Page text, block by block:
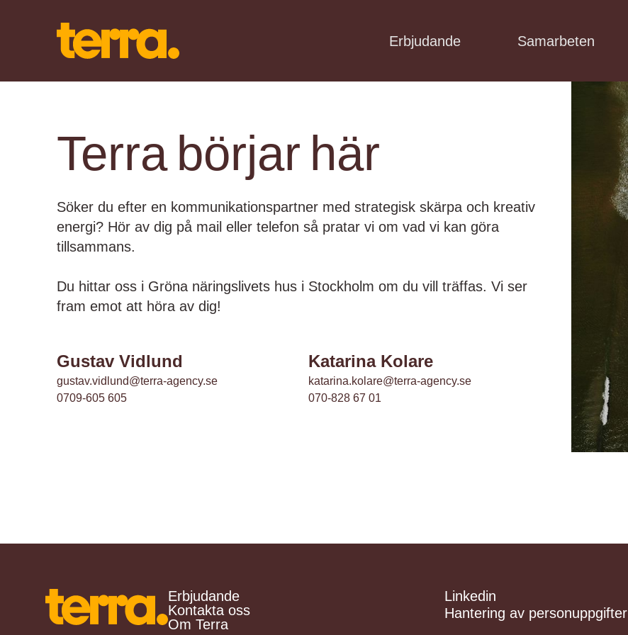
Erbjudande Samarbeten
Terra börjar här
Söker du efter en kommunikationspartner med strategisk skärpa och kreativ
energi? Hör av dig på mail eller telefon så pratar vi om vad vi kan göra
tillsammans.
Du hittar oss i Gröna näringslivets hus i Stockholm om du vill träffas. Vi ser
fram emot att höra av dig!
Gustav Vidlund
gustav.vidlund@terra-agency.se
0709-605 605
Katarina Kolare
katarina.kolare@terra-agency.se
070-828 67 01
Erbjudande
Kontakta oss
Om Terra
Linkedin
Hantering av personuppgifter